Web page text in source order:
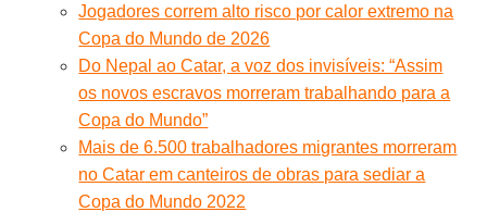
Jogadores correm alto risco por calor extremo na
Copa do Mundo de 2026
Do Nepal ao Catar, a voz dos invisíveis: “Assim
os novos escravos morreram trabalhando para a
Copa do Mundo”
Mais de 6.500 trabalhadores migrantes morreram
no Catar em canteiros de obras para sediar a
Copa do Mundo 2022